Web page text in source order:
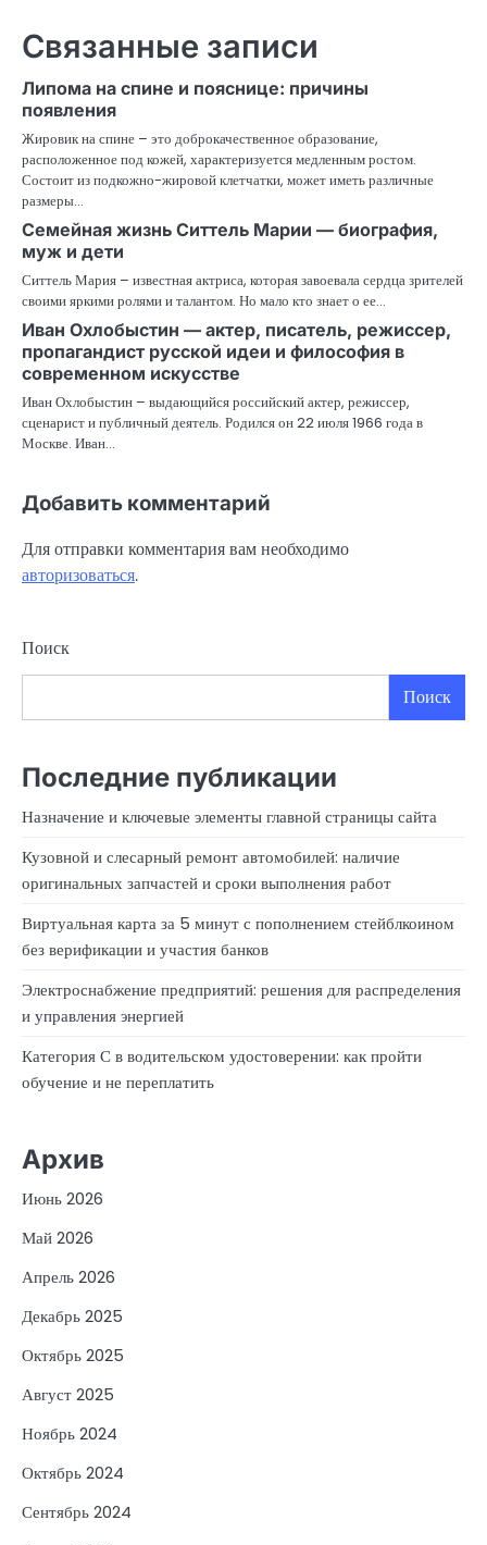
Связанные записи
Липома на спине и пояснице: причины
появления
Жировик на спине – это доброкачественное образование,
расположенное под кожей, характеризуется медленным ростом.
Состоит из подкожно-жировой клетчатки, может иметь различные
размеры…
Семейная жизнь Ситтель Марии — биография,
муж и дети
Ситтель Мария – известная актриса, которая завоевала сердца зрителей
своими яркими ролями и талантом. Но мало кто знает о ее…
Иван Охлобыстин — актер, писатель, режиссер,
пропагандист русской идеи и философия в
современном искусстве
Иван Охлобыстин – выдающийся российский актер, режиссер,
сценарист и публичный деятель. Родился он 22 июля 1966 года в
Москве. Иван…
Добавить комментарий
Для отправки комментария вам необходимо
авторизоваться.
Поиск
Поиск
Последние публикации
Назначение и ключевые элементы главной страницы сайта
Кузовной и слесарный ремонт автомобилей: наличие
оригинальных запчастей и сроки выполнения работ
Виртуальная карта за 5 минут с пополнением стейблкоином
без верификации и участия банков
Электроснабжение предприятий: решения для распределения
и управления энергией
Категория С в водительском удостоверении: как пройти
обучение и не переплатить
Архив
Июнь 2026
Май 2026
Апрель 2026
Декабрь 2025
Октябрь 2025
Август 2025
Ноябрь 2024
Октябрь 2024
Сентябрь 2024